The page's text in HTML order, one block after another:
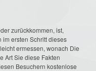
zurückkommen, ist,
ersten Schritt dieses
ermessen, wonach Die
Art Sie diese Fakten
Besuchern kostenlose